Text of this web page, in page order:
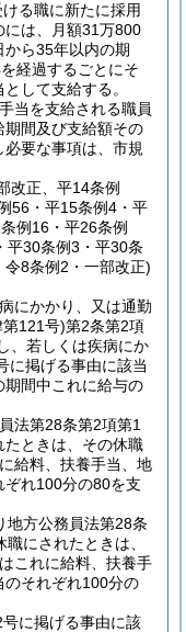
る職に新たに採用
には、月額31万800
ら35年以内の期
経過するごとにそ
して支給する。
当を支給される職員
間及び支給額その
要な事項は、市規
改正、平14条例
56・平15条例4・平
例16・平26条例
平30条例3・平30条
8条例2・一部改正)
にかかり、又は通勤
121号)第2条第2項
、若しくは疾病にか
に掲げる事由に該当
期間中これに給与の
法第28条第2項第1
ときは、その休職
給料、扶養手当、地
れ100分の80を支
地方公務員法第28条
にされたときは、
これに給料、扶養手
のそれぞれ100分の
に掲げる事由に該